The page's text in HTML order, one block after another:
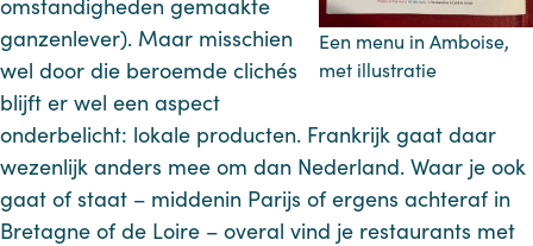
Een menu in Amboise,
met illustratie
omstandigheden gemaakte
ganzenlever). Maar misschien
wel door die beroemde clichés
blijft er wel een aspect
onderbelicht: lokale producten. Frankrijk gaat daar
wezenlijk anders mee om dan Nederland. Waar je ook
gaat of staat – middenin Parijs of ergens achteraf in
Bretagne of de Loire – overal vind je restaurants met